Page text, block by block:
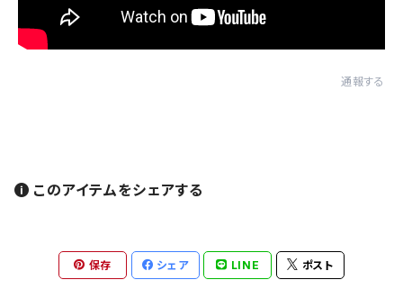
通報する
このアイテムをシェアする
保存 シェア LINE ポスト